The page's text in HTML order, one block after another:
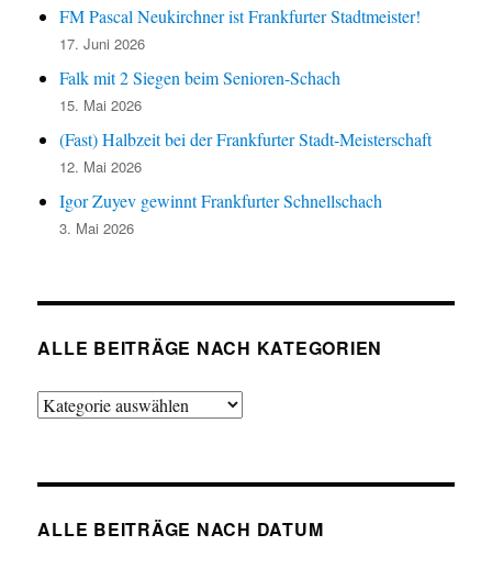
FM Pascal Neukirchner ist Frankfurter Stadtmeister!
17. Juni 2026
Falk mit 2 Siegen beim Senioren-Schach
15. Mai 2026
(Fast) Halbzeit bei der Frankfurter Stadt-Meisterschaft
12. Mai 2026
Igor Zuyev gewinnt Frankfurter Schnellschach
3. Mai 2026
ALLE BEITRÄGE NACH KATEGORIEN
Alle
ALLE BEITRÄGE NACH DATUM